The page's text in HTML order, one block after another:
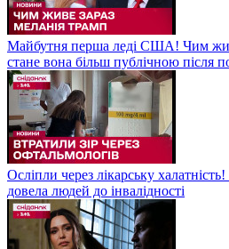
Майбутня перша леді США! Чим
стане вона більш публічною після
Осліпли через лікарську
довела людей до інвалідності